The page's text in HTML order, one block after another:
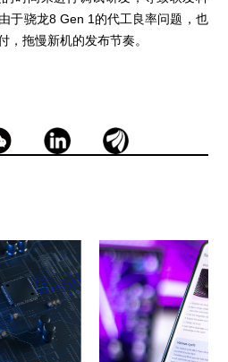
于骁龙8 Gen 1的代工良率问题，也
，拖慢新机的发布节奏。